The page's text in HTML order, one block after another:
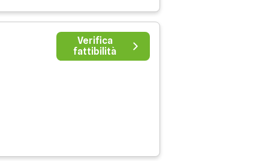
Verifica
fattibilità